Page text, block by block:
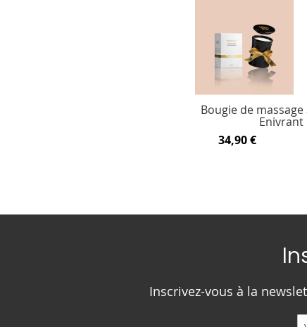
Bougie de
Enivrant
34,90 €
Inscrivez-vous à la